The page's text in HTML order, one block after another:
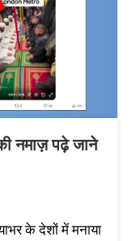
नमाज़ पढ़े जाने
के देशों में मनाया